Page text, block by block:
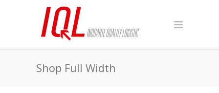
Shop Full Width